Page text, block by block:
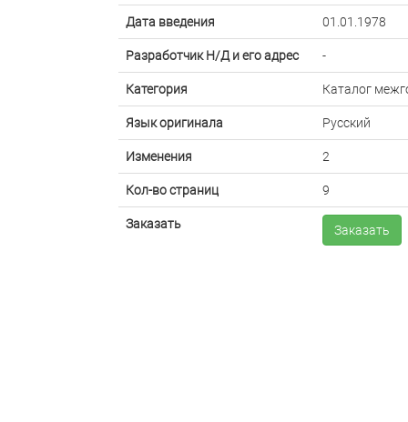
Дата введения 01.01.1978
Разработчик Н/Д и его адрес -
Категория Каталог
Язык оригинала Русский
Изменения 2
Кол-во страниц 9
Заказать Заказать